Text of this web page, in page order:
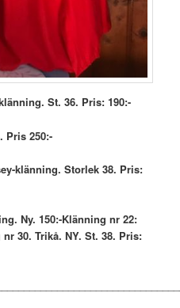
St. 36. Pris: 190:-
Pris 250:-
klänning. Storlek 38. Pris:
Ny. 150:-Klänning nr 22:
30. Trikå. NY. St. 38. Pris: